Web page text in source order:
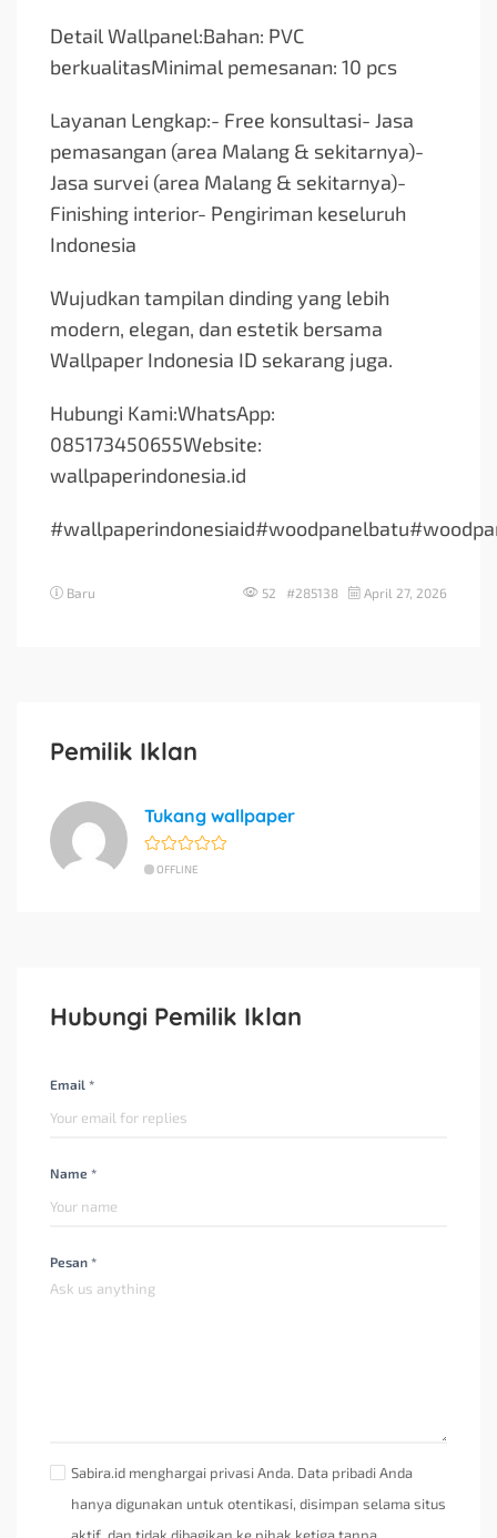
Detail Wallpanel:Bahan: PVC
berkualitasMinimal pemesanan: 10 pcs
Layanan Lengkap:- Free konsultasi- Jasa
pemasangan (area Malang & sekitarnya)-
Jasa survei (area Malang & sekitarnya)-
Finishing interior- Pengiriman keseluruh
Indonesia
Wujudkan tampilan dinding yang lebih
modern, elegan, dan estetik bersama
Wallpaper Indonesia ID sekarang juga.
Hubungi Kami:WhatsApp:
085173450655Website:
wallpaperindonesia.id
Baru 52 #285138 April 27, 2026
Pemilik Iklan
Tukang wallpaper
OFFLINE
Hubungi Pemilik Iklan
Email *
Name *
Pesan *
Sabira.id menghargai privasi Anda. Data pribadi Anda
hanya digunakan untuk otentikasi, disimpan selama situs
aktif, dan tidak dibagikan ke pihak ketiga tanpa